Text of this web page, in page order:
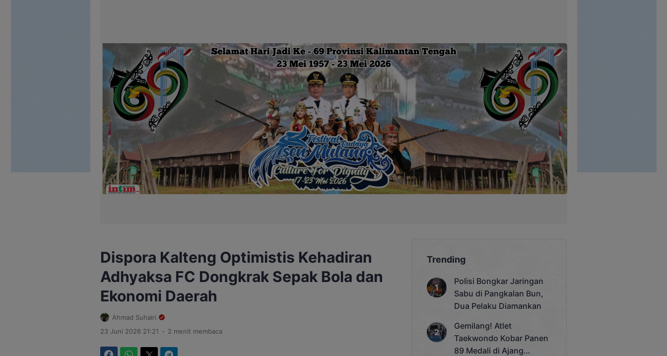
Dispora Kalteng Optimistis Kehadiran
Adhyaksa FC Dongkrak Sepak Bola dan
Ekonomi Daerah
Ahmad Suhairi
23 Juni 2026 21:21
. 2 menit membaca
Trending
Polisi Bongkar Jaringan
Sabu di Pangkalan Bun,
Dua Pelaku Diamankan
Gemilang! Atlet
Taekwondo Kobar Panen
89 Medali di Ajang